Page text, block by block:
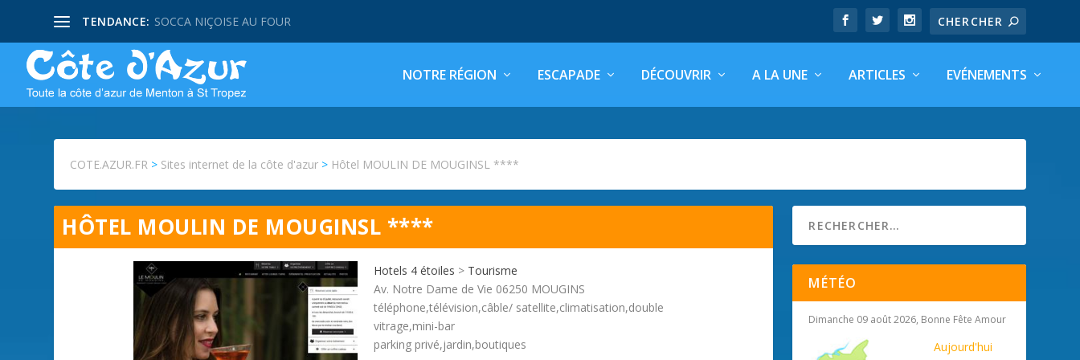
TENDANCE: SOCCA NIÇOISE AU FOUR
NOTRE RÉGION ESCAPADE DÉCOUVRIR A LA UNE ARTICLES EVÉNEMENTS
COTE.AZUR.FR > Sites internet de la côte d'azur > Hôtel MOULIN DE MOUGINSL ****
HÔTEL MOULIN DE MOUGINSL ****
Hotels 4 étoiles > Tourisme
Av. Notre Dame de Vie 06250 MOUGINS
téléphone,télévision,câble/ satellite,climatisation,double
vitrage,mini-bar
parking privé,jardin,boutiques
MÉTÉO
Dimanche 09 août 2026, Bonne Fête Amour
Aujourd'hui